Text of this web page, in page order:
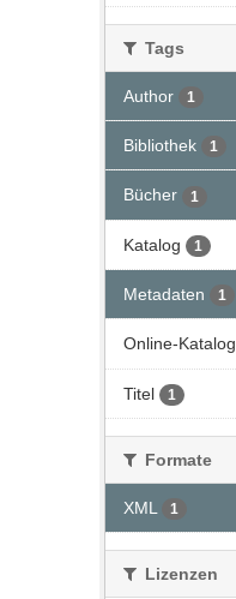
Tags
Author 1
Bibliothek 1
Bücher 1
Katalog 1
Metadaten 1
Online-Katalog
Titel 1
Formate
XML 1
Lizenzen